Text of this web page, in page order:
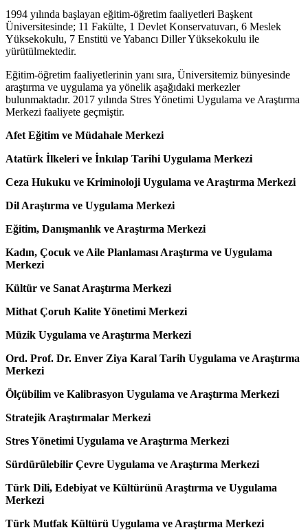
1994 yılında başlayan eğitim-öğretim faaliyetleri Başkent
Üniversitesinde; 11 Fakülte, 1 Devlet Konservatuvarı, 6 Meslek
Yüksekokulu, 7 Enstitü ve Yabancı Diller Yüksekokulu ile
yürütülmektedir.
Eğitim-öğretim faaliyetlerinin yanı sıra, Üniversitemiz bünyesinde
araştırma ve uygulama ya yönelik aşağıdaki merkezler
bulunmaktadır. 2017 yılında Stres Yönetimi Uygulama ve Araştırma
Merkezi faaliyete geçmiştir.
Afet Eğitim ve Müdahale Merkezi
Atatürk İlkeleri ve İnkılap Tarihi Uygulama Merkezi
Ceza Hukuku ve Kriminoloji Uygulama ve Araştırma Merkezi
Dil Araştırma ve Uygulama Merkezi
Eğitim, Danışmanlık ve Araştırma Merkezi
Kadın, Çocuk ve Aile Planlaması Araştırma ve Uygulama
Merkezi
Kültür ve Sanat Araştırma Merkezi
Mithat Çoruh Kalite Yönetimi Merkezi
Müzik Uygulama ve Araştırma Merkezi
Ord. Prof. Dr. Enver Ziya Karal Tarih Uygulama ve Araştırma
Merkezi
Ölçübilim ve Kalibrasyon Uygulama ve Araştırma Merkezi
Stratejik Araştırmalar Merkezi
Stres Yönetimi Uygulama ve Araştırma Merkezi
Sürdürülebilir Çevre Uygulama ve Araştırma Merkezi
Türk Dili, Edebiyat ve Kültürünü Araştırma ve Uygulama
Merkezi
Türk Mutfak Kültürü Uygulama ve Araştırma Merkezi